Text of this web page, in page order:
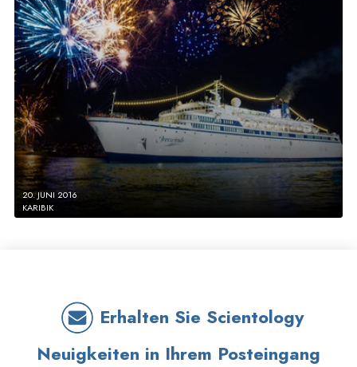
20. JUNI 2016
KARIBIK
Erhalten Sie Scientology
Neuigkeiten in Ihrem Posteingang